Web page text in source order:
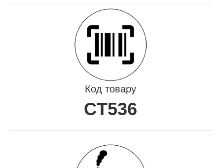
Код товару
CT536